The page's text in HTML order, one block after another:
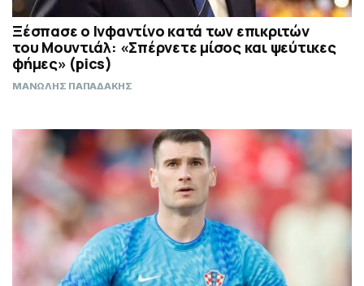
Ξέσπασε ο Ινφαντίνο κατά των επικριτών
του Μουντιάλ: «Σπέρνετε μίσος και ψεύτικες
φήμες» (pics)
ΜΑΝΩΛΗΣ ΠΑΠΑΔΑΚΗΣ